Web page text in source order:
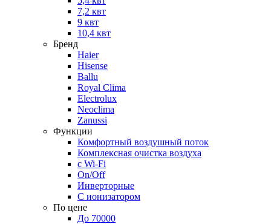
7,2 квт
9 квт
10,4 квт
Бренд
Haier
Hisense
Ballu
Royal Clima
Electrolux
Neoclima
Zanussi
Функции
Комфортный воздушный поток
Комплексная очистка воздуха
с Wi-Fi
On/Off
Инверторные
С ионизатором
По цене
До 70000